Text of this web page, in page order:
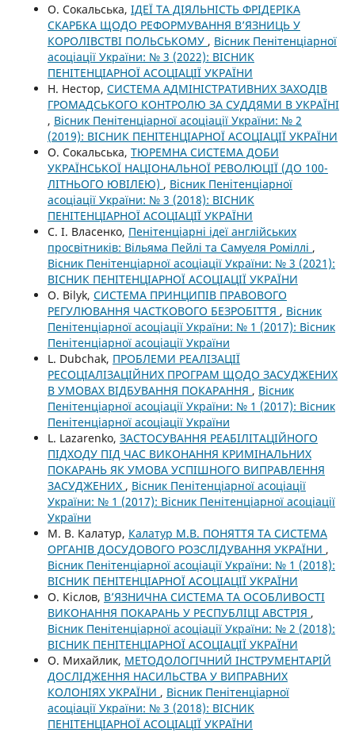
О. Сокальська, ІДЕЇ ТА ДІЯЛЬНІСТЬ ФРІДЕРІКА
СКАРБКА ЩОДО РЕФОРМУВАННЯ В’ЯЗНИЦЬ У
КОРОЛІВСТВІ ПОЛЬСЬКОМУ , Вісник Пенітенціарної
асоціації України: № 3 (2022): ВІСНИК
ПЕНІТЕНЦІАРНОЇ АСОЦІАЦІЇ УКРАЇНИ
Н. Нестор, СИСТЕМА АДМІНІСТРАТИВНИХ ЗАХОДІВ
ГРОМАДСЬКОГО КОНТРОЛЮ ЗА СУДДЯМИ В УКРАЇНІ
, Вісник Пенітенціарної асоціації України: № 2
(2019): ВІСНИК ПЕНІТЕНЦІАРНОЇ АСОЦІАЦІЇ УКРАЇНИ
О. Сокальська, ТЮРЕМНА СИСТЕМА ДОБИ
УКРАЇНСЬКОЇ НАЦІОНАЛЬНОЇ РЕВОЛЮЦІЇ (ДО 100-
ЛІТНЬОГО ЮВІЛЕЮ) , Вісник Пенітенціарної
асоціації України: № 3 (2018): ВІСНИК
ПЕНІТЕНЦІАРНОЇ АСОЦІАЦІЇ УКРАЇНИ
С. І. Власенко, Пенітенціарні ідеї англійських
просвітників: Вільяма Пейлі та Самуеля Роміллі ,
Вісник Пенітенціарної асоціації України: № 3 (2021):
ВІСНИК ПЕНІТЕНЦІАРНОЇ АСОЦІАЦІЇ УКРАЇНИ
O. Bilyk, СИСТЕМА ПРИНЦИПІВ ПРАВОВОГО
РЕГУЛЮВАННЯ ЧАСТКОВОГО БЕЗРОБІТТЯ , Вісник
Пенітенціарної асоціації України: № 1 (2017): Вісник
Пенітенціарної асоціації України
L. Dubchak, ПРОБЛЕМИ РЕАЛІЗАЦІЇ
РЕСОЦІАЛІЗАЦІЙНИХ ПРОГРАМ ЩОДО ЗАСУДЖЕНИХ
В УМОВАХ ВІДБУВАННЯ ПОКАРАННЯ , Вісник
Пенітенціарної асоціації України: № 1 (2017): Вісник
Пенітенціарної асоціації України
L. Lazarenko, ЗАСТОСУВАННЯ РЕАБІЛІТАЦІЙНОГО
ПІДХОДУ ПІД ЧАС ВИКОНАННЯ КРИМІНАЛЬНИХ
ПОКАРАНЬ ЯК УМОВА УСПІШНОГО ВИПРАВЛЕННЯ
ЗАСУДЖЕНИХ , Вісник Пенітенціарної асоціації
України: № 1 (2017): Вісник Пенітенціарної асоціації
України
М. В. Калатур, Калатур М.В. ПОНЯТТЯ ТА СИСТЕМА
ОРГАНІВ ДОСУДОВОГО РОЗСЛІДУВАННЯ УКРАЇНИ ,
Вісник Пенітенціарної асоціації України: № 1 (2018):
ВІСНИК ПЕНІТЕНЦІАРНОЇ АСОЦІАЦІЇ УКРАЇНИ
О. Кіслов, В’ЯЗНИЧНА СИСТЕМА ТА ОСОБЛИВОСТІ
ВИКОНАННЯ ПОКАРАНЬ У РЕСПУБЛІЦІ АВСТРІЯ ,
Вісник Пенітенціарної асоціації України: № 2 (2018):
ВІСНИК ПЕНІТЕНЦІАРНОЇ АСОЦІАЦІЇ УКРАЇНИ
О. Михайлик, МЕТОДОЛОГІЧНИЙ ІНСТРУМЕНТАРІЙ
ДОСЛІДЖЕННЯ НАСИЛЬСТВА У ВИПРАВНИХ
КОЛОНІЯХ УКРАЇНИ , Вісник Пенітенціарної
асоціації України: № 3 (2018): ВІСНИК
ПЕНІТЕНЦІАРНОЇ АСОЦІАЦІЇ УКРАЇНИ